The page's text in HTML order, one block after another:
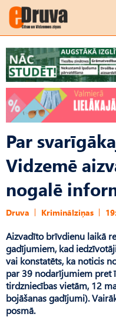
Par
Vidzemē
nogalē
Druva Kriminālziņas
Aizvadīto brīvdienu laikā
gadījumiem, kad
vai konstatēts, ka noticis
par 39 nodarījumiem pret
tirdzniecības vietām, 12
bojāšanas gadījumi).
posmā.